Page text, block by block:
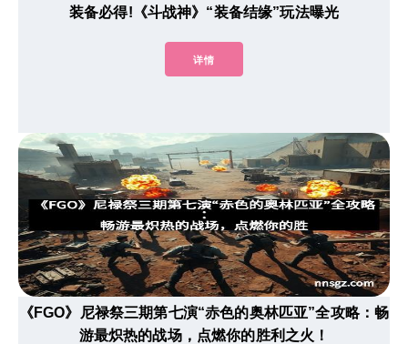
装备必得!《斗战神》“装备结缘”玩法曝光
详情
《FGO》尼禄祭三期第七演“赤色的奥林匹亚”全攻略：畅
游最炽热的战场，点燃你的胜利之火！